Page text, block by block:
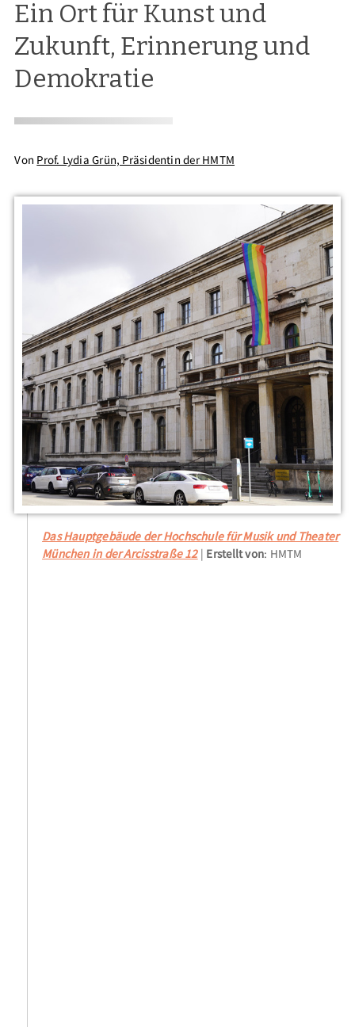
Ein Ort für Kunst und
Zukunft, Erinnerung und
Demokratie
Von Prof. Lydia Grün, Präsidentin der HMTM
Das Hauptgebäude der Hochschule für Musik und Theater
München in der Arcisstraße 12 Erstellt von: HMTM